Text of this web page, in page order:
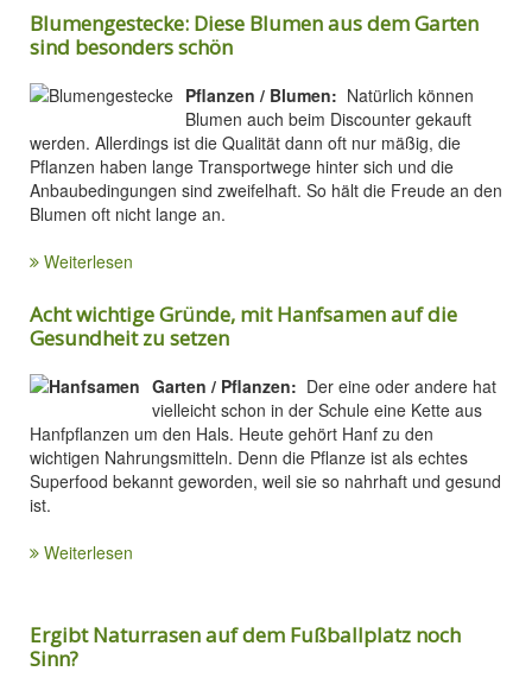
Blumengestecke: Diese Blumen aus dem Garten
sind besonders schön
Pflanzen / Blumen: Natürlich können
Blumen auch beim Discounter gekauft
werden. Allerdings ist die Qualität dann oft nur mäßig, die
Pflanzen haben lange Transportwege hinter sich und die
Anbaubedingungen sind zweifelhaft. So hält die Freude an den
Blumen oft nicht lange an.
Weiterlesen
Acht wichtige Gründe, mit Hanfsamen auf die
Gesundheit zu setzen
Garten / Pflanzen: Der eine oder andere hat
vielleicht schon in der Schule eine Kette aus
Hanfpflanzen um den Hals. Heute gehört Hanf zu den
wichtigen Nahrungsmitteln. Denn die Pflanze ist als echtes
Superfood bekannt geworden, weil sie so nahrhaft und gesund
ist.
Weiterlesen
Ergibt Naturrasen auf dem Fußballplatz noch
Sinn?